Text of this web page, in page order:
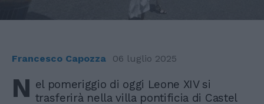
Francesco Capozza 06 luglio 2025
N el pomeriggio di oggi Leone XIV si
trasferirà nella villa pontificia di Castel